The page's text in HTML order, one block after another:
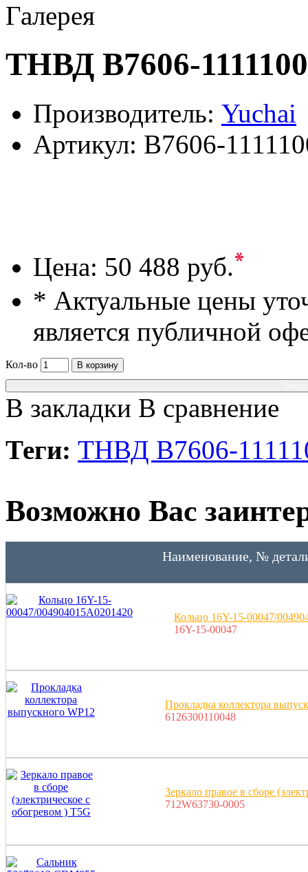
Галерея
ТНВД B7606-
Производитель: Yuchai
Артикул: B7606-
Цена: 50 488 руб.*
* Актуальные цены
является публичной
Кол-во
В корзину
В закладки В сравнение
Теги: ТНВД B7606-
Возможно Вас
Наименование, №
Кольцо 16Y-15-00047/
16Y-15-00047
Прокладка коллектора
6126300110048
Зеркало правое в сборе
712W63730-0005